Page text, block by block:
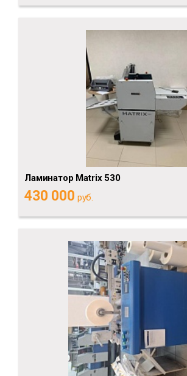
Ламинатор Matrix 530
430 000 руб.